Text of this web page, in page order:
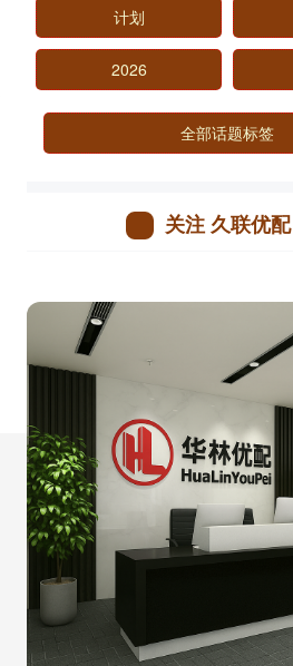
计划
2026
全部话题标签
关注 久联优配